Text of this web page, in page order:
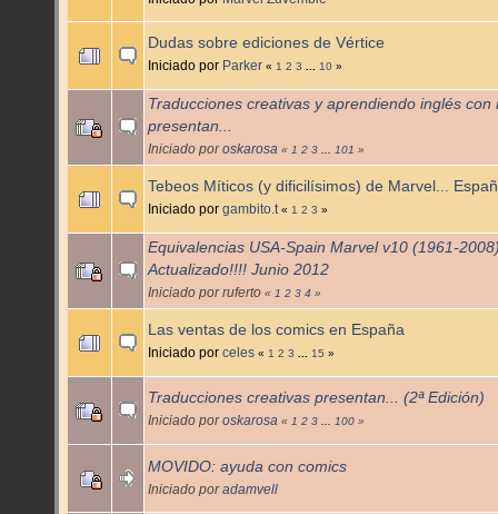
Dudas sobre ediciones de Vértice
Iniciado por Parker « 1 2 3 ... 10 »
Traducciones creativas y aprendiendo inglés con
presentan...
Iniciado poroskarosa « 1 2 3 ... 101 »
Tebeos Míticos (y dificilísimos) de Marvel...
Iniciado por gambito.t « 1 2 3 »
Equivalencias USA-Spain Marvel v10 (1961-
Actualizado!!!! Junio 2012
Iniciado por ruferto « 1 2 3 4 »
Las ventas de los comics en España
Iniciado por celes « 1 2 3 ... 15 »
Traducciones creativas presentan... (2ª Edición)
Iniciado poroskarosa « 1 2 3 ... 100 »
MOVIDO: ayuda con comics
Iniciado poradamvell